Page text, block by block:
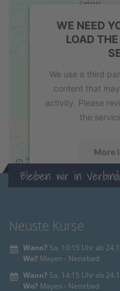
WE NEED
LOAD
We use a third
content that
activity. Please
the
More
Bleiben wir in
Neuste Kurse
Wann? Sa, 10:15 Uhr ab
Wo? Mayen - Nettebad
Wann? Sa, 14:15 Uhr ab
Wo? Mayen - Nettebad